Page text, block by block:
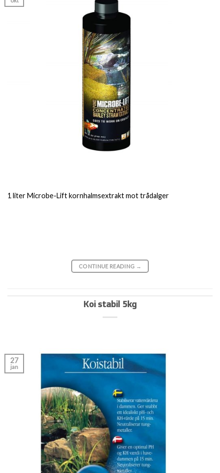
1 liter Microbe-Lift kornhalmsextrakt mot trådalger
CONTINUE READING →
Koi stabil 5kg
27
jan